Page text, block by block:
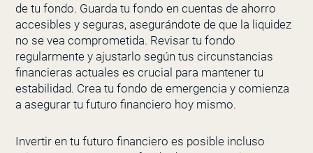
de tu fondo. Guarda tu fondo en cuentas de ahorro
accesibles y seguras, asegurándote de que la liquidez
no se vea comprometida. Revisar tu fondo
regularmente y ajustarlo según tus circunstancias
financieras actuales es crucial para mantener tu
estabilidad. Crea tu fondo de emergencia y comienza
a asegurar tu futuro financiero hoy mismo.
Invertir en tu futuro financiero es posible incluso